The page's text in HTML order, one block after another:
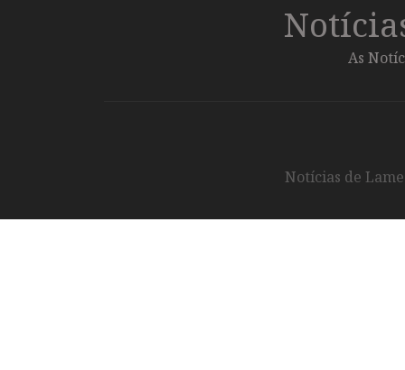
As
Notícias de